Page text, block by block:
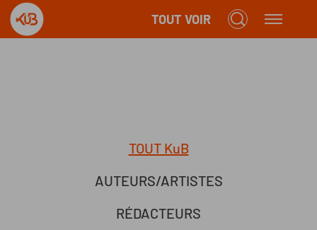
TOUT VOIR
TOUT KuB
AUTEURS/ARTISTES
RÉDACTEURS